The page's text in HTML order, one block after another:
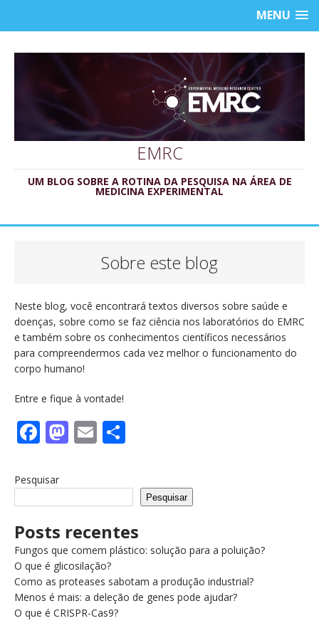
MENU
EMRC
UM BLOG SOBRE A ROTINA DA PESQUISA NA ÁREA DE
MEDICINA EXPERIMENTAL
Sobre este blog
Neste blog, você encontrará textos diversos sobre saúde e
doenças, sobre como se faz ciência nos laboratórios do EMRC
e também sobre os conhecimentos científicos necessários
para compreendermos cada vez melhor o funcionamento do
corpo humano!
Entre e fique à vontade!
F
c
e
b
o
o
k
M
o
d
o
n
E
l re
Pesquisar
Pesquisar
Posts recentes
Fungos que comem plástico: solução para a poluição?
O que é glicosilação?
Como as proteases sabotam a produção industrial?
Menos é mais: a deleção de genes pode ajudar?
O que é CRISPR-Cas9?